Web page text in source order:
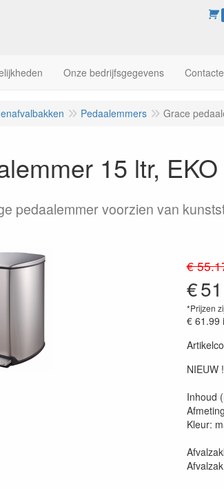
Onze bedrijfsgegevens
Pedaalemmers Grace
15 ltr,
pedaalemmer voorzien van
€
€
*Prijzen
€ 61.99
NIEUW
Inhoud
Kleur: